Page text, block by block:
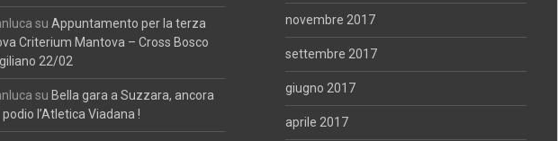
su Appuntamento per la terza
Criterium Mantova – Cross Bosco
22/02
su Bella gara a Suzzara, ancora
podio l’Atletica Viadana !
novembre 2017
settembre 2017
giugno 2017
aprile 2017